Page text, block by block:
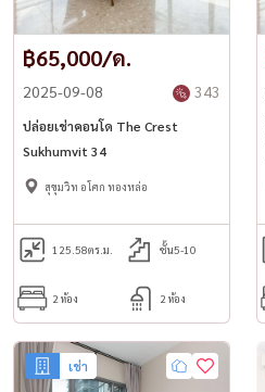
฿65,000/ด.
2025-09-08 343
ปล่อยเช่าคอนโด The Crest
Sukhumvit 34
สุขุมวิท อโศก ทองหล่อ
125.58ตร.ม. ชั้น5-10
2 ห้อง 2 ห้อง
เช่า